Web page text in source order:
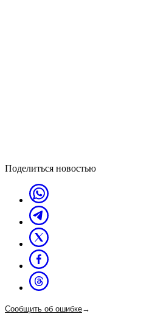
Поделиться новостью
Сообщить об ошибке→